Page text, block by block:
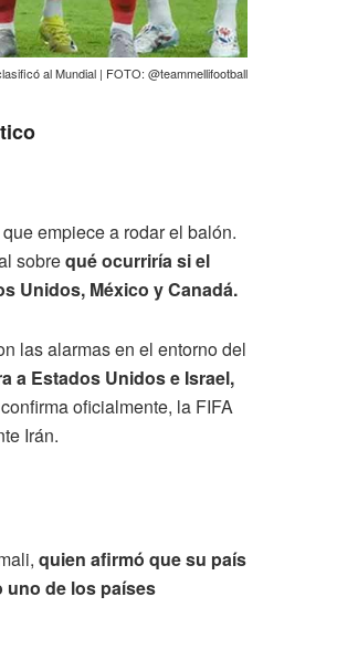
al Mundial | FOTO: @teammellifootball
empiece a rodar el balón.
sobrequé ocurriría si el
Unidos, México y Canadá.
las alarmas en el entorno del
a Estados Unidos e Israel,
oficialmente, la FIFA
Irán.
quien afirmó que su país
uno de los países